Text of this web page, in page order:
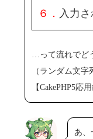
６． 入力
…って流れでど
（ランダム文
【CakePHP5応
あ、